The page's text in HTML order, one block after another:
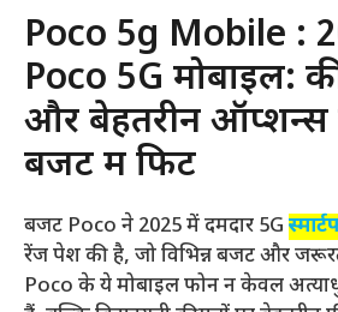
Poco 5g Mobile :
Poco 5G मोबाइल:
और बेहतरीन
बजट में फिट
बजट Poco ने 2025 में दमदार 5G
रेंज पेश की है, जो विभिन्न बजट और
Poco के ये मोबाइल फोन न केवल